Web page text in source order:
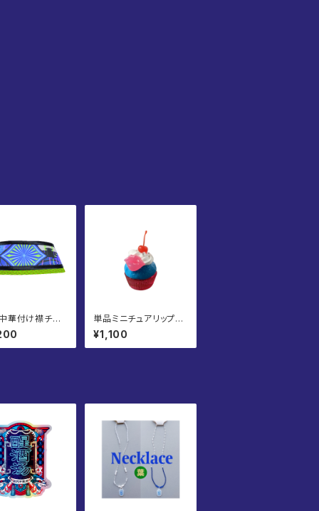
華付け襟チョ
S/L
単品ミニチュアリップサ
ービス
¥1,100